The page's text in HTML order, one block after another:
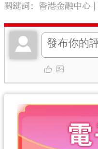
關鍵詞： 香港金融中心